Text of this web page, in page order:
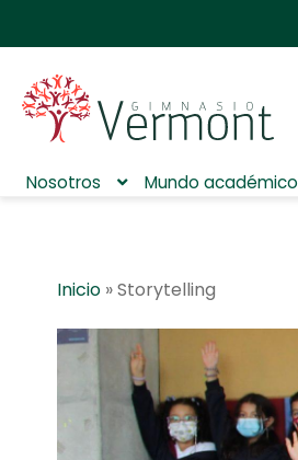
Nosotros Mundo académico
Inicio »Storytelling